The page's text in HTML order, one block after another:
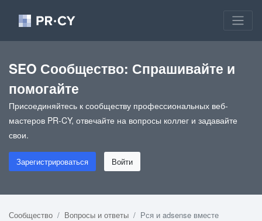
SEO Сообщество: Спрашивайте и
помогайте
Присоединяйтесь к сообществу профессиональных веб-
мастеров PR-CY, отвечайте на вопросы коллег и задавайте
свои.
Зарегистрироваться Войти
Сообщество Вопросы и ответы Рся и adsense вместе